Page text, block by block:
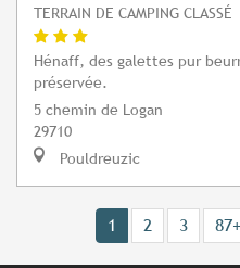
TERRAIN DE CAMPING CLASSÉ
Hénaff, des galettes pur
préservée.
5 chemin de Logan
29710
Pouldreuzic
1 2 3 87+